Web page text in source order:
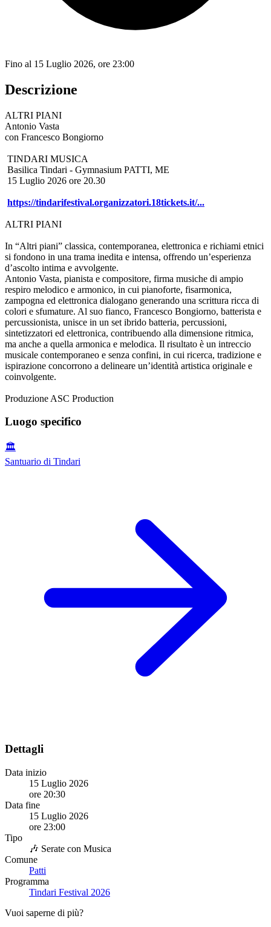
Fino al 15 Luglio 2026, ore 23:00
Descrizione
ALTRI PIANI
Antonio Vasta
con Francesco Bongiorno
TINDARI MUSICA
Basilica Tindari - Gymnasium PATTI, ME
15 Luglio 2026 ore 20.30
https://tindarifestival.organizzatori.18tickets.it/...
ALTRI PIANI
In “Altri piani” classica, contemporanea, elettronica e richiami etnici
si fondono in una trama inedita e intensa, offrendo un’esperienza
d’ascolto intima e avvolgente.
Antonio Vasta, pianista e compositore, firma musiche di ampio
respiro melodico e armonico, in cui pianoforte, fisarmonica,
zampogna ed elettronica dialogano generando una scrittura ricca di
colori e sfumature. Al suo fianco, Francesco Bongiorno, batterista e
percussionista, unisce in un set ibrido batteria, percussioni,
sintetizzatori ed elettronica, contribuendo alla dimensione ritmica,
ma anche a quella armonica e melodica. Il risultato è un intreccio
musicale contemporaneo e senza confini, in cui ricerca, tradizione e
ispirazione concorrono a delineare un’identità artistica originale e
coinvolgente.
Produzione ASC Production
Luogo specifico
🏛️
Santuario di Tindari
Dettagli
Data inizio
15 Luglio 2026
ore 20:30
Data fine
15 Luglio 2026
ore 23:00
Tipo
🎶 Serate con Musica
Comune
Patti
Programma
Tindari Festival 2026
Vuoi saperne di più?